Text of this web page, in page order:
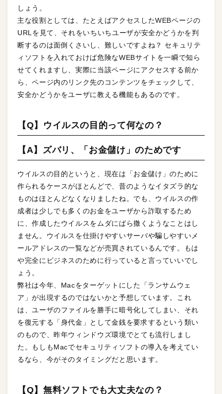
しょう。
主な役割としては、たとえばアクセスしたWEBページの
URLを見て、それをいちいちユーザが安全かどうかを判
断するのは面倒くさいし、難しいですよね？ セキュリテ
ィソフトを入れておけば危険なWEBサイトを一瞬で知ら
せてくれますし、実際に当該ページにアクセスする前か
ら、ページ内のリンク先のコンテンツをチェックして、
安全かどうかをユーザに教える機能もあるのです。
【Q】ウイルスの目的って何なの？
【A】ズバリ、「お金儲け」のためです
ウイルスの目的というと、現在は「お金儲け」のために
作られるケースがほとんどで、昔のようなイタズラ的な
ものはほとんどなくなりましたね。でも、ウイルスの作
成者は少しでも多くのお金をユーザから詐取するため
に、作成したウイルスをムダにばら撒くようなことはし
ません。ウイルスを仕掛けやすいサーバや騙しやすいメ
ールアドレスの一覧などが売買されているんです。もは
や完全にビジネスのために行っていると言っていいでし
ょう。
弊社は今年、Macをターゲットにした「ランサムウェ
ア」が出現するのではないかと予想しています。これ
は、ユーザのファイルを勝手に暗号化してしまい、それ
を復元する「身代金」として金銭を要求するという類い
のもので、昨年ウィンドウズ環境でとても流行しまし
た。もしもMacでセキュリティソフトの導入を考えてい
るなら、今がそのタイミングだと思います。
【Q】無料ソフトでも大丈夫なの？